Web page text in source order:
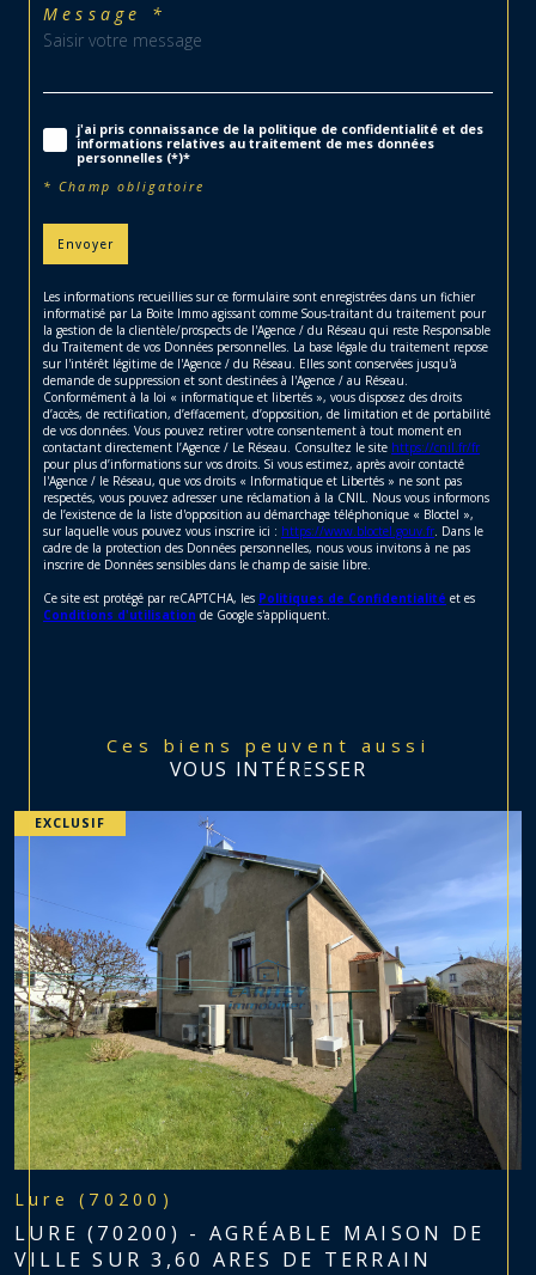
Message *
j'ai pris connaissance de la politique de confidentialité et des
informations relatives au traitement de mes données
personnelles (*)*
* Champ obligatoire
Envoyer
Les informations recueillies sur ce formulaire sont enregistrées dans un fichier
informatisé par La Boite Immo agissant comme Sous-traitant du traitement pour
la gestion de la clientèle/prospects de l'Agence / du Réseau qui reste Responsable
du Traitement de vos Données personnelles. La base légale du traitement repose
sur l'intérêt légitime de l'Agence / du Réseau. Elles sont conservées jusqu'à
demande de suppression et sont destinées à l'Agence / au Réseau.
Conformément à la loi « informatique et libertés », vous disposez des droits
d’accès, de rectification, d’effacement, d’opposition, de limitation et de portabilité
de vos données. Vous pouvez retirer votre consentement à tout moment en
contactant directement l’Agence / Le Réseau. Consultez le site https://cnil.fr/fr
pour plus d’informations sur vos droits. Si vous estimez, après avoir contacté
l'Agence / le Réseau, que vos droits « Informatique et Libertés » ne sont pas
respectés, vous pouvez adresser une réclamation à la CNIL. Nous vous informons
de l’existence de la liste d'opposition au démarchage téléphonique « Bloctel »,
sur laquelle vous pouvez vous inscrire ici : https://www.bloctel.gouv.fr. Dans le
cadre de la protection des Données personnelles, nous vous invitons à ne pas
inscrire de Données sensibles dans le champ de saisie libre.
Ce site est protégé par reCAPTCHA, les Politiques de Confidentialité et es
Conditions d'utilisation de Google s'appliquent.
Ces biens peuvent aussi
VOUS INTÉRESSER
EXCLUSIF
Lure (70200)
LURE (70200) - AGRÉABLE MAISON DE
VILLE SUR 3,60 ARES DE TERRAIN